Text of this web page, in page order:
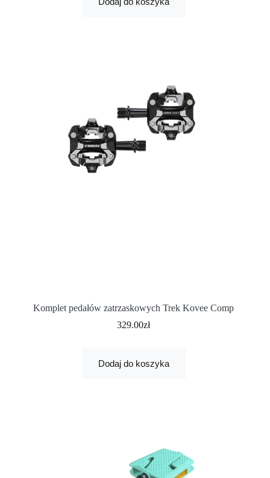
Komplet pedałów zatrzaskowych Trek Kovee Comp
329.00zł
Dodaj do koszyka